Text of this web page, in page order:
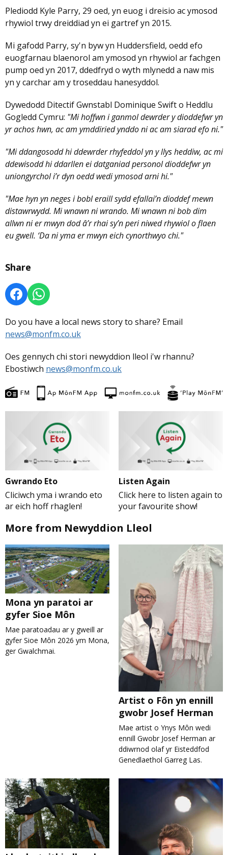
Plediodd Kyle Parry, 29 oed, yn euog i dreisio ac ymosod
rhywiol trwy dreiddiad yn ei gartref yn 2015.
Mi gafodd Parry, sy'n byw yn Huddersfield, oedd efo
euogfarnau blaenorol am ymosod yn rhywiol ar fachgen
pump oed yn 2017, ddedfryd o wyth mlynedd a naw mis
yn y carchar am y troseddau hanesyddol.
Dywedodd Ditectif Gwnstabl Dominique Swift o Heddlu
Gogledd Cymru: "Mi hoffwn i ganmol dewrder y dioddefwr yn
yr achos hwn, ac am ymddiried ynddo ni ac am siarad efo ni."
"Mi ddangosodd hi ddewrder rhyfeddol yn y llys heddiw, ac mi
ddewisodd hi ddarllen ei datganiad personol dioddefwr yn
uniongyrchol i’r dyn oedd wedi ymosod arni hi."
"Mae hyn yn neges i bobl eraill sydd efallai’n dioddef mewn
distawrwydd. Mi wnawn ni wrando. Mi wnawn ni bob dim
allwn ni er mwyn dod â’r rhai sy’n peri niwed rhywiol o flaen
eu gwell. ‘Da ni yma er mwyn eich cynorthwyo chi."
Share
Do you have a local news story to share? Email
news@monfm.co.uk
Oes gennych chi stori newyddion lleol i'w rhannu?
Ebostiwch news@monfm.co.uk
Gwrando Eto
Cliciwch yma i wrando eto
ar eich hoff rhaglen!
Listen Again
Click here to listen again to
your favourite show!
More from Newyddion Lleol
Mona yn paratoi ar
gyfer Sioe Môn
Mae paratoadau ar y gweill ar
gyfer Sioe Môn 2026 ym Mona,
ger Gwalchmai.
Artist o Fôn yn ennill
gwobr Josef Herman
Mae artist o Ynys Môn wedi
ennill Gwobr Josef Herman ar
ddiwrnod olaf yr Eisteddfod
Genedlaethol Garreg Las.